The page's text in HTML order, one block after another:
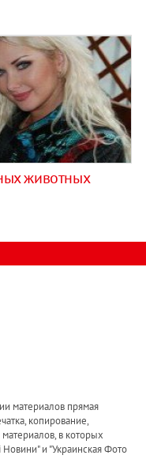
животных
материалов прямая
копирование,
в которых
Новини" и "Украинская Фото